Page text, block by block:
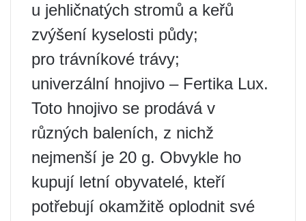
u jehličnatých stromů a keřů
zvýšení kyselosti půdy;
pro trávníkové trávy;
univerzální hnojivo – Fertika Lux.
Toto hnojivo se prodává v
různých baleních, z nichž
nejmenší je 20 g. Obvykle ho
kupují letní obyvatelé, kteří
potřebují okamžitě oplodnit své